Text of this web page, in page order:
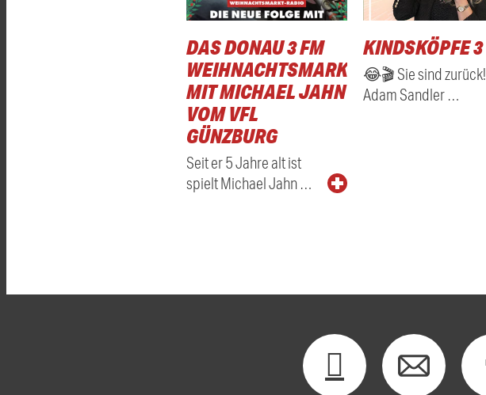
DAS DONAU 3 FM
WEIHNACHTSMARKTRADIO
MIT MICHAEL JAHN
VOM VFL
GÜNZBURG
Seit er 5 Jahre alt ist
spielt Michael Jahn …
KINDSKÖPFE 3
😂🎬 Sie sind zurück!
Adam Sandler …